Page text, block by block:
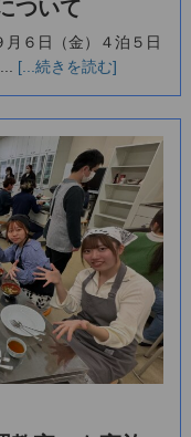
ついて
６日（金）４泊５日
[...続きを読む]